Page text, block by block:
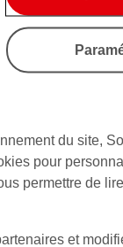
du site,
pour
permettre de
et